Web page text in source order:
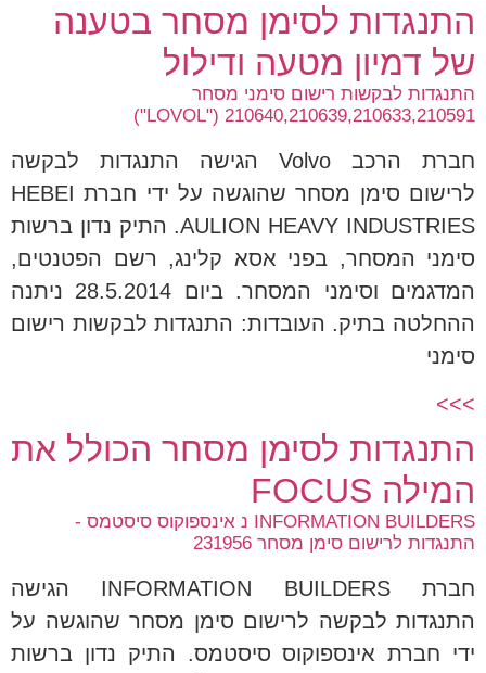
התנגדות לסימן מסחר בטענה
של דמיון מטעה ודילול
התנגדות לבקשות רישום סימני מסחר
210640,210639,210633,210591 ("LOVOL")
חברת הרכב Volvo הגישה התנגדות לבקשה
לרישום סימן מסחר שהוגשה על ידי חברת HEBEI
AULION HEAVY INDUSTRIES. התיק נדון ברשות
סימני המסחר, בפני אסא קלינג, רשם הפטנטים,
המדגמים וסימני המסחר. ביום 28.5.2014 ניתנה
ההחלטה בתיק. העובדות: התנגדות לבקשות רישום
סימני
>>>
התנגדות לסימן מסחר הכולל את
המילה FOCUS
INFORMATION BUILDERS נ אינספוקוס סיסטמס -
התנגדות לרישום סימן מסחר 231956
חברת INFORMATION BUILDERS הגישה
התנגדות לבקשה לרישום סימן מסחר שהוגשה על
ידי חברת אינספוקוס סיסטמס. התיק נדון ברשות